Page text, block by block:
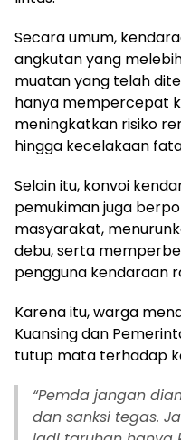
Secara umum,
angkutan yang
muatan yang telah
hanya mempercepat
meningkatkan risiko
hingga kecelakaan
Selain itu, konvoi
pemukiman juga
masyarakat,
debu, serta
pengguna kendaraan
Karena itu, warga
Kuansing dan
tutup mata terhadap
“Pemda jangan
dan sanksi tegas.